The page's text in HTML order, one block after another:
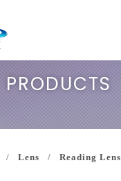
PRODUCTS
Lens Reading Lens